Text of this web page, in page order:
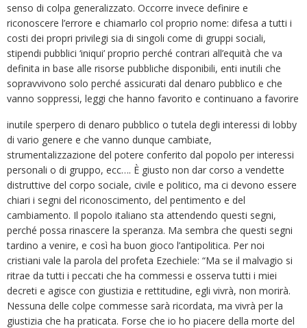
senso di colpa generalizzato. Occorre invece definire e
riconoscere l’errore e chiamarlo col proprio nome: difesa a tutti i
costi dei propri privilegi sia di singoli come di gruppi sociali,
stipendi pubblici ‘iniqui’ proprio perché contrari all’equità che va
definita in base alle risorse pubbliche disponibili, enti inutili che
sopravvivono solo perché assicurati dal denaro pubblico e che
vanno soppressi, leggi che hanno favorito e continuano a favorire
inutile sperpero di denaro pubblico o tutela degli interessi di lobby
di vario genere e che vanno dunque cambiate,
strumentalizzazione del potere conferito dal popolo per interessi
personali o di gruppo, ecc…. È giusto non dar corso a vendette
distruttive del corpo sociale, civile e politico, ma ci devono essere
chiari i segni del riconoscimento, del pentimento e del
cambiamento. Il popolo italiano sta attendendo questi segni,
perché possa rinascere la speranza. Ma sembra che questi segni
tardino a venire, e così ha buon gioco l’antipolitica. Per noi
cristiani vale la parola del profeta Ezechiele: “Ma se il malvagio si
ritrae da tutti i peccati che ha commessi e osserva tutti i miei
decreti e agisce con giustizia e rettitudine, egli vivrà, non morirà.
Nessuna delle colpe commesse sarà ricordata, ma vivrà per la
giustizia che ha praticata. Forse che io ho piacere della morte del